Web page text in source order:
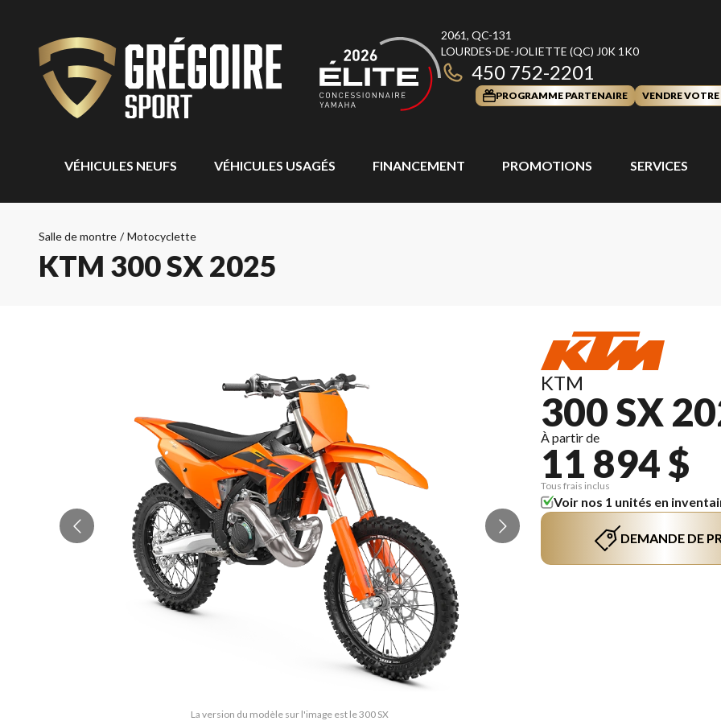
2061, QC-131
LOURDES-DE-JOLIETTE (QC) J0K 1K0
450 752-2201
PROGRAMME PARTENAIRE VENDRE
VÉHICULES NEUFS VÉHICULES USAGÉS FINANCEMENT PROMOTIONS SERVICES
Salle de montre / Motocyclette
KTM 300 SX 2025
La version du modèle sur l'image est le 300 SX
KTM
300 SX
À partir de
11 894 $
Tous frais inclus
Voir nos 1 unités en
DEMANDE DE